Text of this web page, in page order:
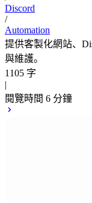
Discord
/
Automation
提供客製化網站、
與維護。
1105 字
|
閱覽時間 6 分鐘